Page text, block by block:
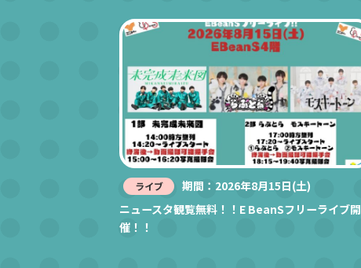
ライブ
期間：2026年8月15日(土)
ニュースタ観覧無料！！E BeanSフリーライブ開
催！！